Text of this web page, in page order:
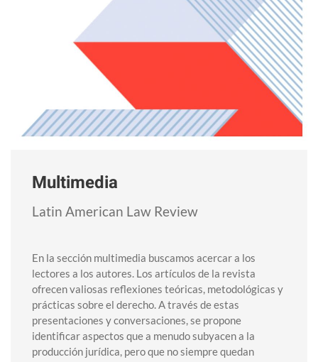
Multimedia
Latin American Law Review
En la sección multimedia buscamos acercar a los
lectores a los autores. Los artículos de la revista
ofrecen valiosas reflexiones teóricas, metodológicas y
prácticas sobre el derecho. A través de estas
presentaciones y conversaciones, se propone
identificar aspectos que a menudo subyacen a la
producción jurídica, pero que no siempre quedan